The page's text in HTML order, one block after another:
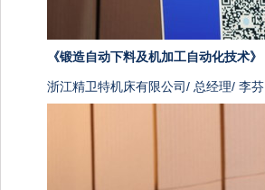
《锻造自动下料及机加工自动化技术》
浙江精卫特机床有限公司/ 总经理/ 李芬